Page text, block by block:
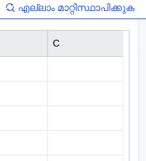
എല്ലാം മാറ്റിസ്ഥാപിക്കുക
C